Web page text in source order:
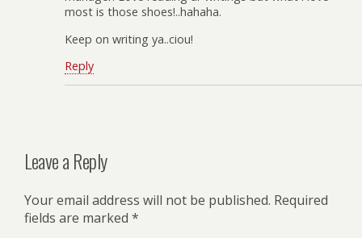
most is those shoes!..hahaha.
Keep on writing ya..ciou!
Reply
Leave a Reply
Your email address will not be published. Required
fields are marked *